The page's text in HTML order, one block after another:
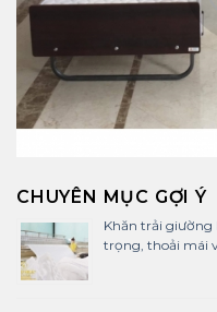
CHUYÊN MỤC GỢI Ý
Khăn trải giường
trọng, thoải mái